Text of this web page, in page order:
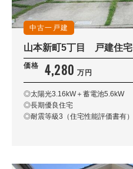
中古一戸建
山本新町5丁目 戸建住宅
価格 4,280 万円
◎太陽光3.16kW＋蓄電池5.6kW
◎長期優良住宅
◎耐震等級3（住宅性能評価書有）